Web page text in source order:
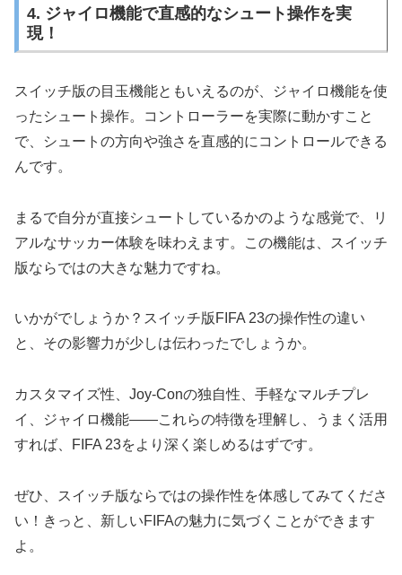
4. ジャイロ機能で直感的なシュート操作を実
現！
スイッチ版の目玉機能ともいえるのが、ジャイロ機能を使
ったシュート操作。コントローラーを実際に動かすこと
で、シュートの方向や強さを直感的にコントロールできる
んです。
まるで自分が直接シュートしているかのような感覚で、リ
アルなサッカー体験を味わえます。この機能は、スイッチ
版ならではの大きな魅力ですね。
いかがでしょうか？スイッチ版FIFA 23の操作性の違い
と、その影響力が少しは伝わったでしょうか。
カスタマイズ性、Joy-Conの独自性、手軽なマルチプレ
イ、ジャイロ機能――これらの特徴を理解し、うまく活用
すれば、FIFA 23をより深く楽しめるはずです。
ぜひ、スイッチ版ならではの操作性を体感してみてくださ
い！きっと、新しいFIFAの魅力に気づくことができます
よ。